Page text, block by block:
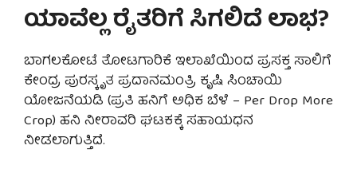
ಯಾವೆಲ್ಲ ರೈತರಿಗೆ ಸಿಗಲಿದೆ ಲಾಭ?
ಬಾಗಲಕೋಟೆ ತೋಟಗಾರಿಕೆ ಇಲಾಖೆಯಿಂದ ಪ್ರಸಕ್ತ ಸಾಲಿಗೆ
ಕೇಂದ್ರ ಪುರಸ್ಕೃತ ಪ್ರದಾನಮಂತ್ರಿ ಕೃಷಿ ಸಿಂಚಾಯಿ
ಯೋಜನೆಯಡಿ (ಪ್ರತಿ ಹನಿಗೆ ಅಧಿಕ ಬೆಳೆ – Per Drop More
Crop) ಹನಿ ನೀರಾವರಿ ಘಟಕಕ್ಕೆ ಸಹಾಯಧನ
ನೀಡಲಾಗುತ್ತಿದೆ.